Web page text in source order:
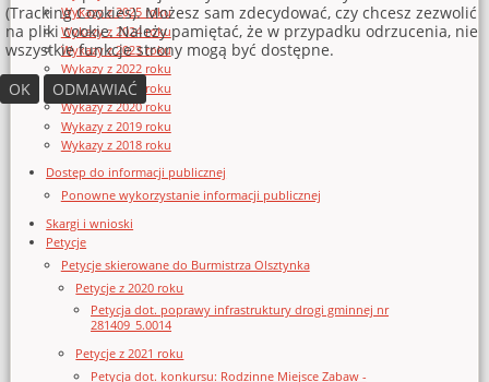
Wykazy z 2025 roku
Wykazy z 2024 roku
Wykazy z 2023 roku
Wykazy z 2022 roku
Wykazy z 2021 roku
Wykazy z 2020 roku
Wykazy z 2019 roku
Wykazy z 2018 roku
Dostęp do informacji publicznej
Ponowne wykorzystanie informacji publicznej
Skargi i wnioski
Petycje
Petycje skierowane do Burmistrza Olsztynka
Petycje z 2020 roku
Petycja dot. poprawy infrastruktury drogi gminnej nr
281409_5.0014
Petycje z 2021 roku
Petycja dot. konkursu: Rodzinne Miejsce Zabaw -
(Tracking Cookies). Możesz sam zdecydować, czy chcesz zezwolić
na pliki cookie. Należy pamiętać, że w przypadku odrzucenia, nie
wszystkie funkcje strony mogą być dostępne.
OK
ODMAWIAĆ